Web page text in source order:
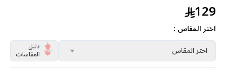
129
اختر المقاس :
اختر المقاس
دليل
المقاسات